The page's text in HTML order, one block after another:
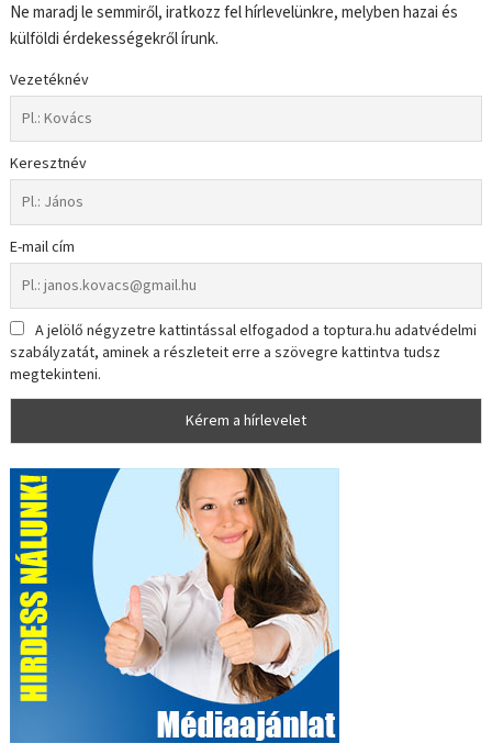
Ne maradj le semmiről, iratkozz fel hírlevelünkre, melyben hazai és
külföldi érdekességekről írunk.
Vezetéknév
Keresztnév
E-mail cím
A jelölő négyzetre kattintással elfogadod a toptura.hu adatvédelmi
szabályzatát, aminek a részleteit erre a szövegre kattintva tudsz
megtekinteni.